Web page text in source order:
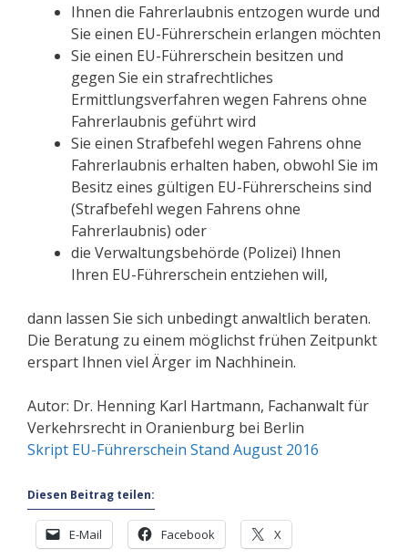
Ihnen die Fahrerlaubnis entzogen wurde und
Sie einen EU-Führerschein erlangen möchten
Sie einen EU-Führerschein besitzen und
gegen Sie ein strafrechtliches
Ermittlungsverfahren wegen Fahrens ohne
Fahrerlaubnis geführt wird
Sie einen Strafbefehl wegen Fahrens ohne
Fahrerlaubnis erhalten haben, obwohl Sie im
Besitz eines gültigen EU-Führerscheins sind
(Strafbefehl wegen Fahrens ohne
Fahrerlaubnis) oder
die Verwaltungsbehörde (Polizei) Ihnen
Ihren EU-Führerschein entziehen will,
dann lassen Sie sich unbedingt anwaltlich beraten.
Die Beratung zu einem möglichst frühen Zeitpunkt
erspart Ihnen viel Ärger im Nachhinein.
Autor: Dr. Henning Karl Hartmann, Fachanwalt für
Verkehrsrecht in Oranienburg bei Berlin
Skript EU-Führerschein Stand August 2016
Diesen Beitrag teilen:
E-Mail Facebook X